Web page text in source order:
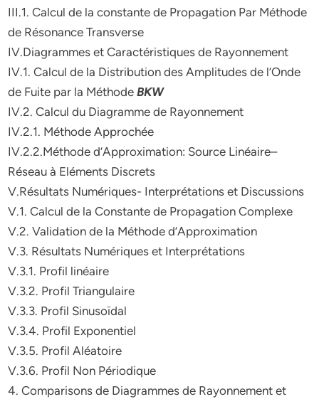
III.1. Calcul de la constante de Propagation Par Méthode
de Résonance Transverse
IV.Diagrammes et Caractéristiques de Rayonnement
IV.1. Calcul de la Distribution des Amplitudes de l’Onde
de Fuite par la MéthodeBKW
IV.2. Calcul du Diagramme de Rayonnement
IV.2.1. Méthode Approchée
IV.2.2.Méthode d’Approximation: Source Linéaire–
Réseau à Eléments Discrets
V.Résultats Numériques- Interprétations et Discussions
V.1. Calcul de la Constante de Propagation Complexe
V.2. Validation de la Méthode d’Approximation
V.3. Résultats Numériques et Interprétations
V.3.1. Profil linéaire
V.3.2. Profil Triangulaire
V.3.3. Profil Sinusoïdal
V.3.4. Profil Exponentiel
V.3.5. Profil Aléatoire
V.3.6. Profil Non Périodique
4. Comparisons de Diagrammes de Rayonnement et